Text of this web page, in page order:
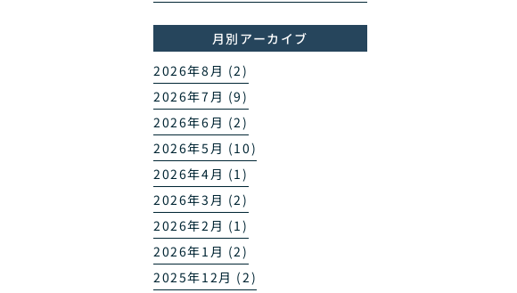
月別アーカイブ
2026年8月 (2)
2026年7月 (9)
2026年6月 (2)
2026年5月 (10)
2026年4月 (1)
2026年3月 (2)
2026年2月 (1)
2026年1月 (2)
2025年12月 (2)